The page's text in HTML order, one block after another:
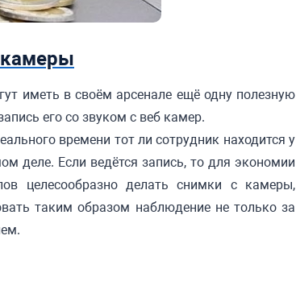
камеры
иметь в своём арсенале ещё одну полезную
его со звуком с веб камер.
времени тот ли сотрудник находится у
деле. Если ведётся запись, то для экономии
целесообразно делать снимки с камеры,
таким образом наблюдение не только за